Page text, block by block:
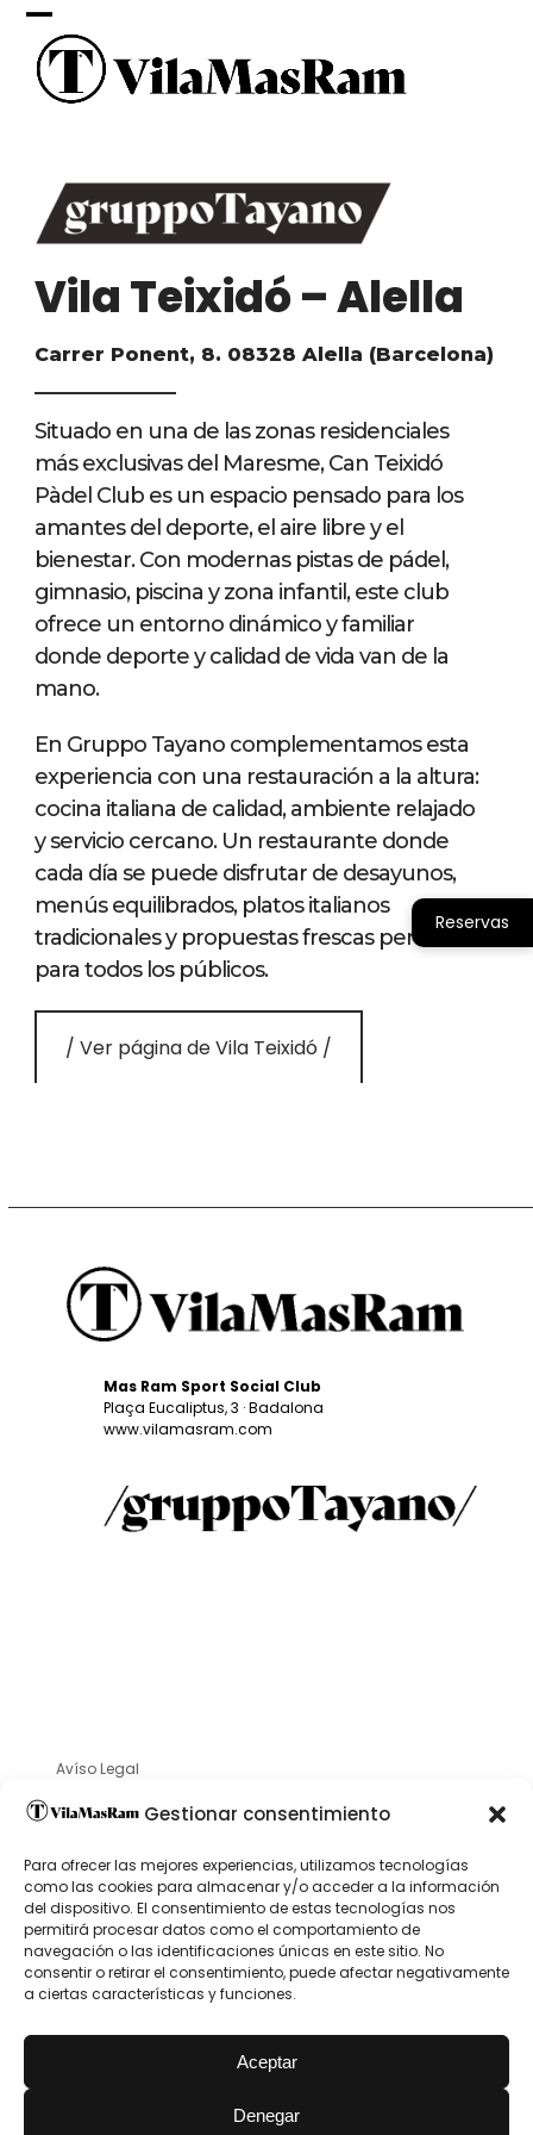
Gestionar consentimiento
Para ofrecer las mejores experiencias, utilizamos tecnologías
como las cookies para almacenar y/o acceder a la información
del dispositivo. El consentimiento de estas tecnologías nos
permitirá procesar datos como el comportamiento de
navegación o las identificaciones únicas en este sitio. No
consentir o retirar el consentimiento, puede afectar negativamente
a ciertas características y funciones.
Aceptar
Denegar
Skip
content
Open
mobile
Close
mobile
Vila Teixidó – Alella
Carrer Ponent, 8. 08328 Alella (Barcelona)
Situado en una de las zonas residenciales
más exclusivas del Maresme, Can Teixidó
Pàdel Club es un espacio pensado para los
amantes del deporte, el aire libre y el
bienestar. Con modernas pistas de pádel,
gimnasio, piscina y zona infantil, este club
ofrece un entorno dinámico y familiar
donde deporte y calidad de vida van de la
mano.
En Gruppo Tayano complementamos esta
experiencia con una restauración a la altura:
cocina italiana de calidad, ambiente relajado
y servicio cercano. Un restaurante donde
cada día se puede disfrutar de desayunos,
menús equilibrados, platos italianos
tradicionales y propuestas frescas pensadas
para todos los públicos.
/ Ver página de Vila Teixidó /
Mas Ram Sport Social Club
Plaça Eucaliptus, 3 · Badalona
www.vilamasram.com
Reservas
Avíso Legal